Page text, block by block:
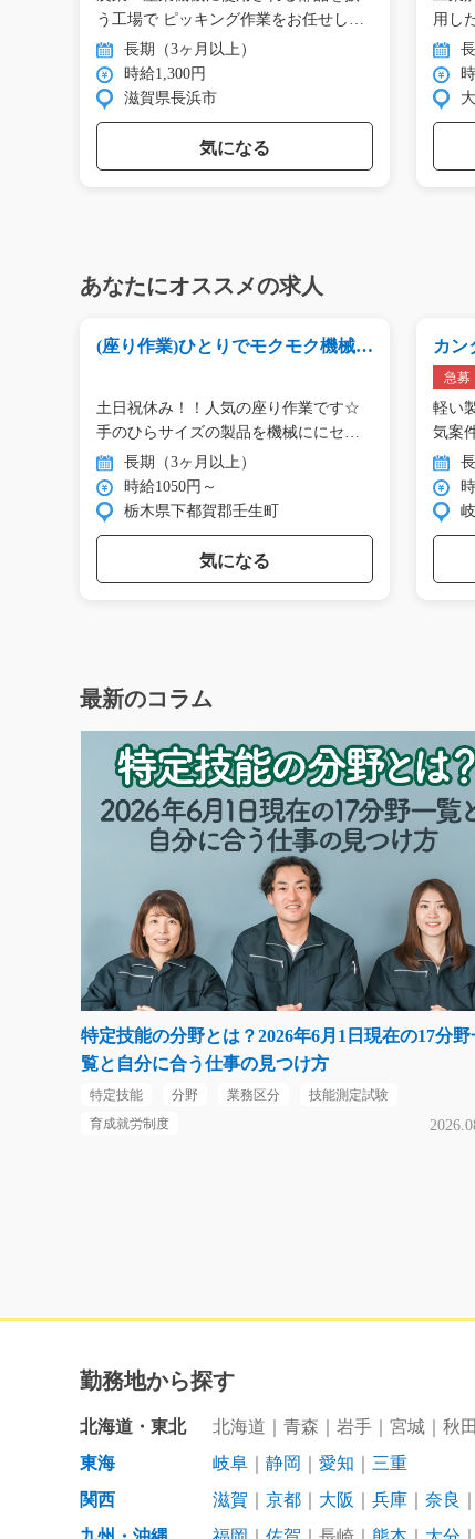
う工場で ピッキング作業をお任せし
ま… 長期（3ヶ月以上）
時給1,300円
滋賀県長浜市
気になる
用し
…
あなたにオススメの求人
(座り作業)ひとりでモクモク機械操
土日祝休み！！人気の座り作業です☆
手のひらサイズの製品を機械ににセッ
ト… 長期（3ヶ月以上）
時給1050円～
栃木県下都賀郡壬生町
気になる
カン
す/急募
軽い
気案
さ…
最新のコラム
特定技能の分野とは？2026年6月1日現在の17分野
覧と自分に合う仕事の見つけ方
特定技能 分野 業務区分
技能測定試験
育成就労制度
勤務地から探す
北海道・東北 北海道 青森 岩手 宮城 秋田
東海
岐阜 静岡 愛知 三重
関西
滋賀 京都 大阪 兵庫 奈良